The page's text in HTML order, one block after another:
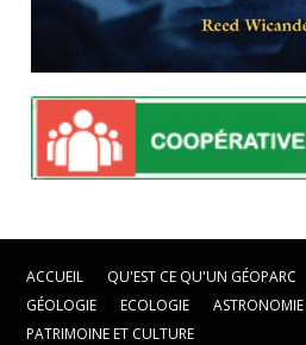
ACCUEIL QU'EST CE QU'UN GÉOPARC
GÉOLOGIE
ECOLOGIE
PATRIMOINE ET CULTURE